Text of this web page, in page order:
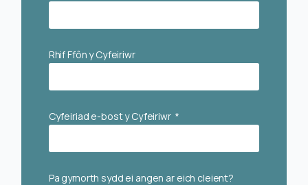
Rhif Ffôn y Cyfeiriwr
Cyfeiriad e-bost y Cyfeiriwr
Pa gymorth sydd ei angen ar eich cleient?